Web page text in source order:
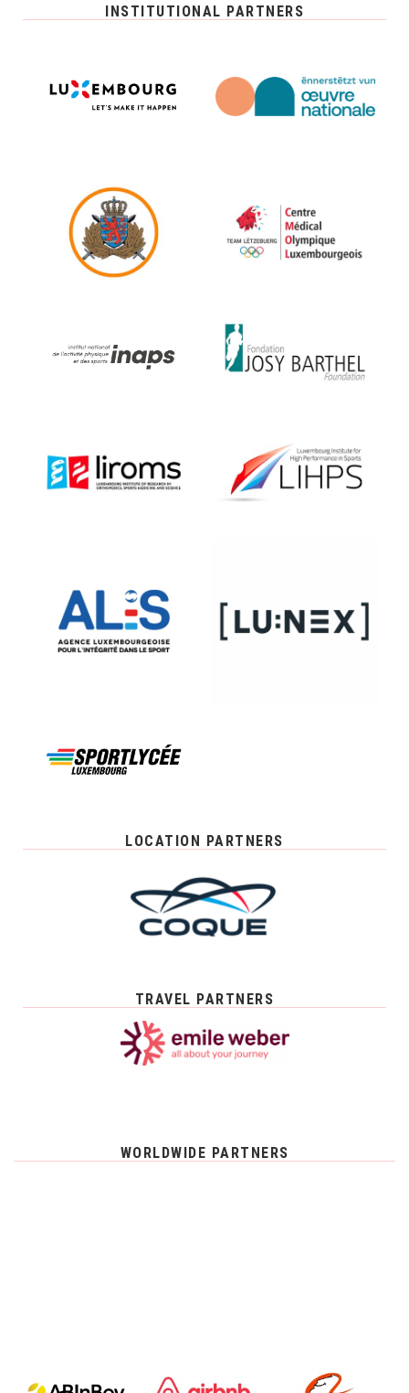
INSTITUTIONAL PARTNERS
LOCATION PARTNERS
TRAVEL PARTNERS
WORLDWIDE PARTNERS